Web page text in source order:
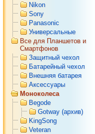
Nikon
Sony
Panasonic
Универсальные
Все для Планшетов и
Смартфонов
Защитный чехол
Батарейный чехол
Внешняя батарея
Аксессуары
Моноколеса
Begode
Gotway (архив)
KingSong
Veteran